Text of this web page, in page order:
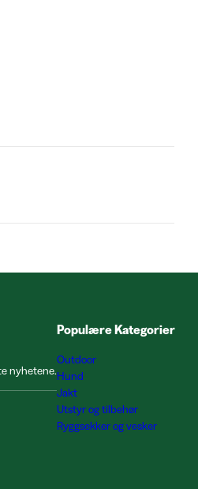
nyhetene.
Populære Kategorier
Outdoor
Hund
Jakt
Utstyr og tilbehør
Ryggsekker og vesker